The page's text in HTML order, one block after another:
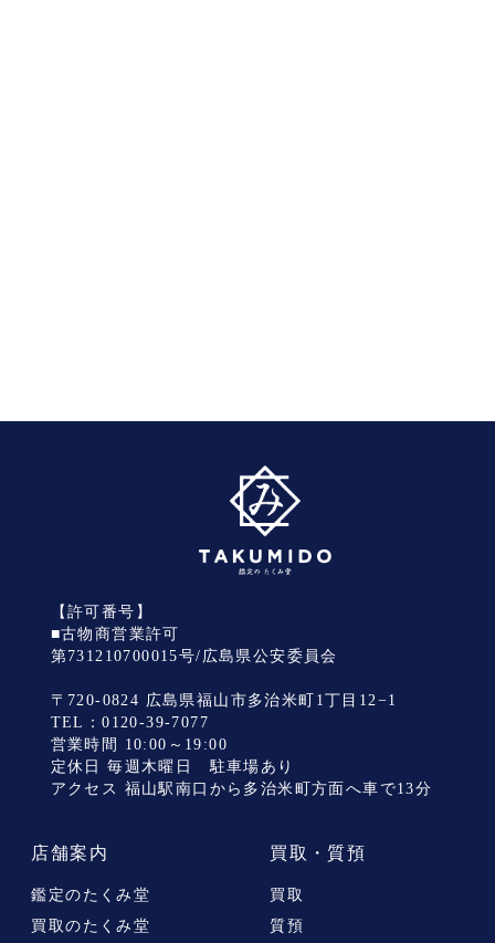
【許可番号】
■古物商営業許可
第731210700015号/広島県公安委員会
〒720-0824 広島県福山市多治米町1丁目12−1
TEL：0120-39-7077
営業時間 10:00～19:00
定休日 毎週木曜日 駐車場あり
アクセス 福山駅南口から多治米町方面へ車で13分
店舗案内
鑑定のたくみ堂
買取のたくみ堂
買取・質預
買取
質預